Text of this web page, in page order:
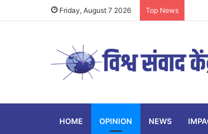
Friday, August 7 2026 Top News
HOME OPINION NEWS